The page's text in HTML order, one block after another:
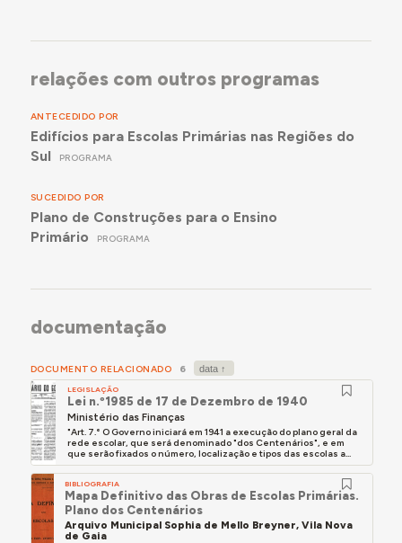
relações com outros programas
ANTECEDIDO POR
Edifícios para Escolas Primárias nas Regiões do
Sul
PROGRAMA
SUCEDIDO POR
Plano de Construções para o Ensino
Primário
PROGRAMA
documentação
DOCUMENTO RELACIONADO 6
LEGISLAÇÃO
Lei n.º1985 de 17 de Dezembro de 1940
Ministério das Finanças
"Art. 7.° O Governo iniciará em 1941 a execução do plano geral da
rede escolar, que será denominado "dos Centenários", e em
que serão fixados o número, localização e tipos das escolas a...
BIBLIOGRAFIA
Mapa Definitivo das Obras de Escolas Primárias.
Plano dos Centenários
Arquivo Municipal Sophia de Mello Breyner, Vila Nova
de Gaia